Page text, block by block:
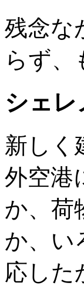
残念な
らず、
シェレ
新しく
外空港
か、荷
か、い
応した